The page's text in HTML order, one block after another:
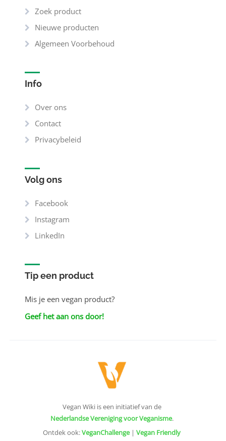
Zoek product
Nieuwe producten
Algemeen Voorbehoud
Info
Over ons
Contact
Privacybeleid
Volg ons
Facebook
Instagram
LinkedIn
Tip een product
Mis je een vegan product?
Geef het aan ons door!
Vegan Wiki is een initiatief van de
Nederlandse Vereniging voor Veganisme.
Ontdek ook:VeganChallenge| Vegan Friendly